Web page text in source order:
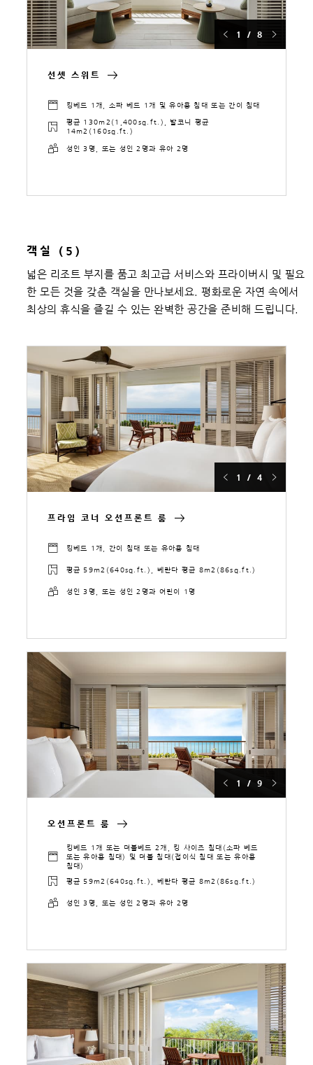
1 / 8
선셋 스위트
킹베드 1개, 소파 베드 1개 및 유아용 침대 또는 간이 침대
평균 130m2(1,400sq.ft.), 발코니 평균
14m2(160sq.ft.)
성인 3명, 또는 성인 2명과 유아 2명
객실 (5)
넓은 리조트 부지를 품고 최고급 서비스와 프라이버시 및 필요
한 모든 것을 갖춘 객실을 만나보세요. 평화로운 자연 속에서
최상의 휴식을 즐길 수 있는 완벽한 공간을 준비해 드립니다.
1 / 4
프라임 코너 오션프론트 룸
킹베드 1개, 간이 침대 또는 유아용 침대
평균 59m2(640sq.ft.), 베란다 평균 8m2(86sq.ft.)
성인 3명, 또는 성인 2명과 어린이 1명
1 / 9
오션프론트 룸
킹베드 1개 또는 더블베드 2개, 킹 사이즈 침대(소파 베드
또는 유아용 침대) 및 더블 침대(접이식 침대 또는 유아용
침대)
평균 59m2(640sq.ft.), 베란다 평균 8m2(86sq.ft.)
성인 3명, 또는 성인 2명과 유아 2명